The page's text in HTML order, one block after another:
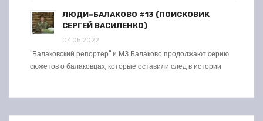
ЛЮДИ=БАЛАКОВО #13 (ПОИСКОВИК
СЕРГЕЙ ВАСИЛЕНКО)
04.05.2022
"Балаковский репортер" и МЗ Балаково продолжают серию
сюжетов о балаковцах, которые оставили след в истории